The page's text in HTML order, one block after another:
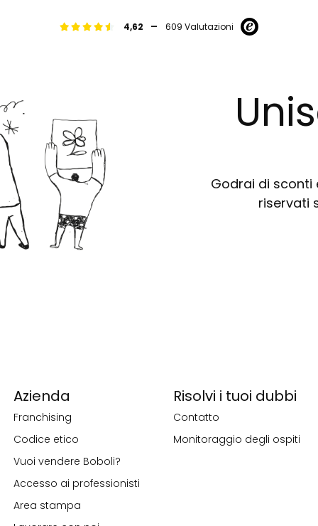
4,62 - 609 Valutazioni
Godrai di sconti
riservati
Azienda
Franchising
Codice etico
Vuoi vendere Boboli?
Accesso ai professionisti
Area stampa
Risolvi i tuoi dubbi
Contatto
Monitoraggio degli ospiti